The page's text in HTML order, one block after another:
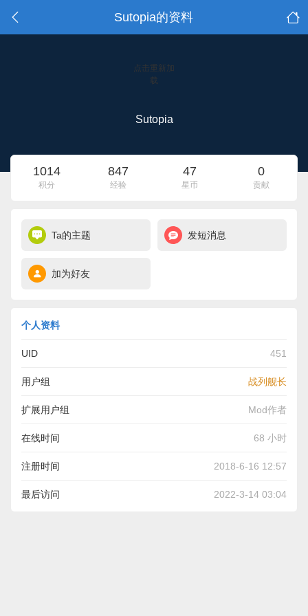
Sutopia的资料
点击重新加
载
Sutopia
1014
积分
847
经验
47
星币
0
贡献
Ta的主题 发短消息
加为好友
个人资料
UID 451
用户组 战列舰长
扩展用户组 Mod作者
在线时间 68 小时
注册时间 2018-6-16 12:57
最后访问 2022-3-14 03:04